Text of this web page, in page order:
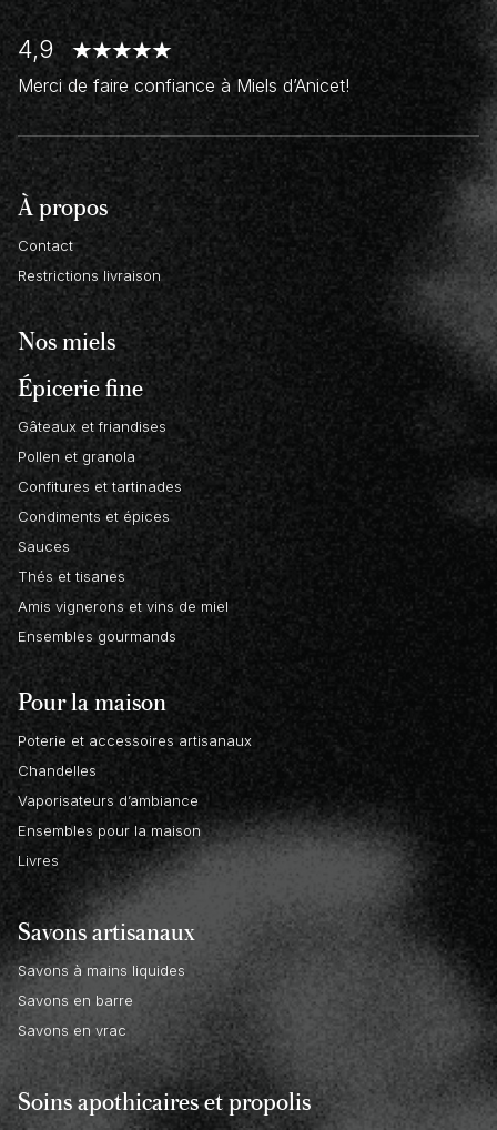
À propos
Contact
Restrictions livraison
Nos miels
Épicerie fine
Gâteaux et friandises
Pollen et granola
Confitures et tartinades
Condiments et épices
Sauces
Thés et tisanes
Amis vignerons et vins de miel
Ensembles gourmands
Pour la maison
Poterie et accessoires artisanaux
Chandelles
Vaporisateurs d’ambiance
Ensembles pour la maison
Livres
Savons artisanaux
Savons à mains liquides
Savons en barre
Savons en vrac
Soins apothicaires et propolis
4,9
Merci de faire confiance à Miels d’Anicet!